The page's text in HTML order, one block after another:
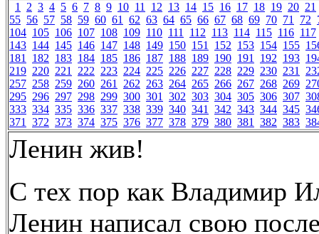
1 2 3 4 5 6 7 8 9 10 11 12 13 14 15 16 17 18 19 20 21
55 56 57 58 59 60 61 62 63 64 65 66 67 68 69 70 71 72
104 105 106 107 108 109 110 111 112 113 114 115 116 117
143 144 145 146 147 148 149 150 151 152 153 154 155
181 182 183 184 185 186 187 188 189 190 191 192 193
219 220 221 222 223 224 225 226 227 228 229 230 231
257 258 259 260 261 262 263 264 265 266 267 268 269
295 296 297 298 299 300 301 302 303 304 305 306 307
333 334 335 336 337 338 339 340 341 342 343 344 345
371 372 373 374 375 376 377 378 379 380 381 382 383
Ленин жив!
С тех пор как Владимир
Ленин написал свою